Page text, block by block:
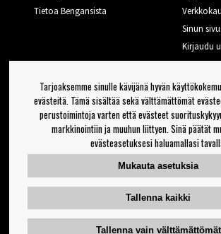
Tietoa Bengansista
Sinun
Kirjaudu
Haluan vinkkejä
Uutiskirjeen asetukset
Seuraa meitä
Tarjoaksemme sinulle kävijänä hyvän
evästeitä. Tämä sisältää sekä välttämättömät
perustoimintoja varten että evästeet
markkinointiin ja muuhun liittyen. Sinä päätät
evästeasetuksesi haluamallasi
Mukauta asetuksia
Tallenna kaikki
Tallenna vain välttämättömät